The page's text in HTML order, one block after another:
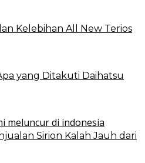
Kelebihan All New Terios
yang Ditakuti Daihatsu
Sirion Kalah Jauh dari